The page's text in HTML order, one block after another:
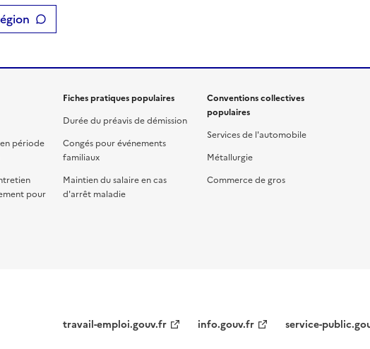
période
pour
Fiches pratiques populaires
Durée du préavis de démission
Congés pour événements
familiaux
Maintien du salaire en cas
d'arrêt maladie
Conventions collectives
populaires
Services de l'automobile
Métallurgie
Commerce de gros
travail-emploi.gouv.fr info.gouv.fr
service-